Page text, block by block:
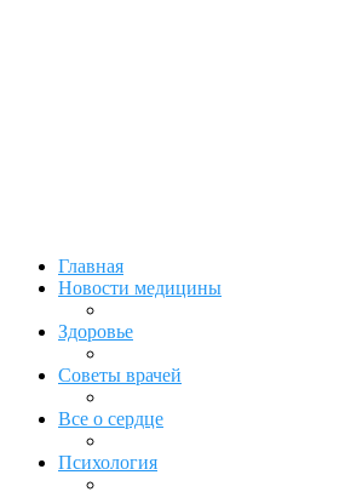
Главная
Новости медицины
Здоровье
Советы врачей
Все о сердце
Психология